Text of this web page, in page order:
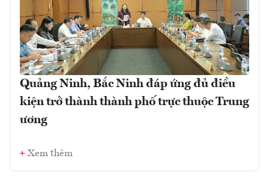
Quảng Ninh, Bắc Ninh đáp ứng đủ điều
kiện trở thành thành phố trực thuộc Trung
ương
Xem thêm